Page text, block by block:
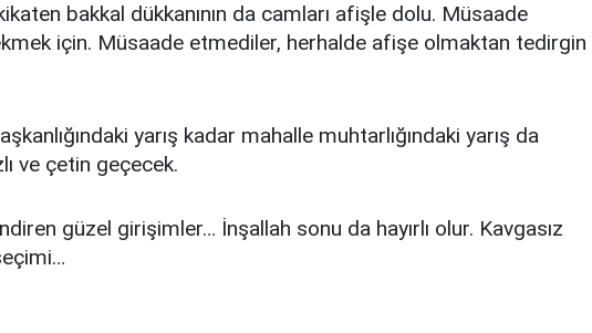
bakkal dükkanının da camları afişle dolu. Müsaade
için. Müsaade etmediler, herhalde afişe olmaktan tedirgin
yarış kadar mahalle muhtarlığındaki yarış da
ve çetin geçecek.
güzel girişimler… İnşallah sonu da hayırlı olur. Kavgasız